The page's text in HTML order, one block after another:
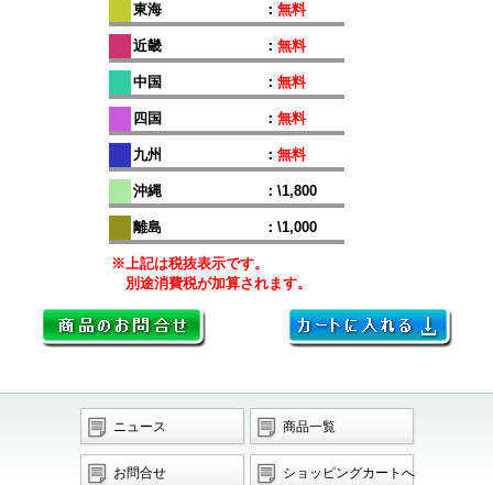
東海 ： 無料
近畿 ： 無料
中国 ： 無料
四国 ： 無料
九州 ： 無料
沖縄 ：\1,800
離島 ：\1,000
※上記は税抜表示です。
別途消費税が加算されます。
ニュース 商品一覧
お問合せ ショッピングカートへ